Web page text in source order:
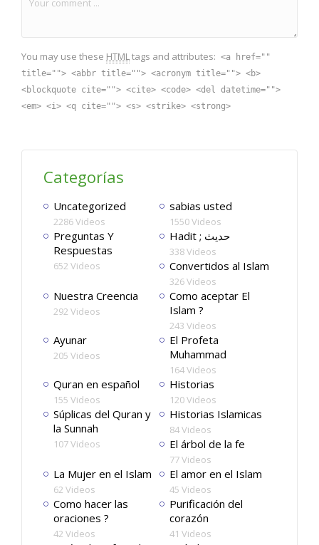
You may use these HTMLtags and attributes: <a href=""
title=""> <abbr title=""> <acronym title=""> <b>
<blockquote cite=""> <cite> <code> <del datetime="">
<em> <i> <q cite=""> <s> <strike> <strong>
Categorías
Uncategorized
2286 Videos
sabias usted
1550 Videos
Preguntas Y
Respuestas
652 Videos
Hadit ; حديث
338 Videos
Convertidos al Islam
326 Videos
Nuestra Creencia
292 Videos
Como aceptar El
Islam ?
243 Videos
Ayunar
205 Videos
El Profeta
Muhammad
164 Videos
Quran en español
155 Videos
Historias
120 Videos
Súplicas del Quran y
la Sunnah
107 Videos
Historias Islamicas
84 Videos
El árbol de la fe
77 Videos
La Mujer en el Islam
62 Videos
El amor en el Islam
45 Videos
Como hacer las
oraciones ?
42 Videos
Purificación del
corazón
41 Videos